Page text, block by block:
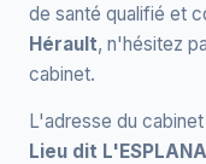
de santé qualifié et
Hérault, n'hésitez
cabinet.
L'adresse du
Lieu dit